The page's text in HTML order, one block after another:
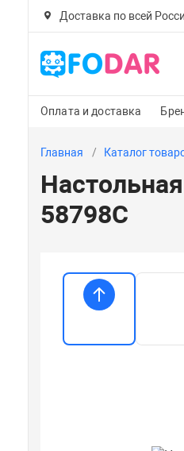
Доставка по всей
Оплата и доставка
Каталог
Электроника
Детский транспорт
Главная Каталог
58798C